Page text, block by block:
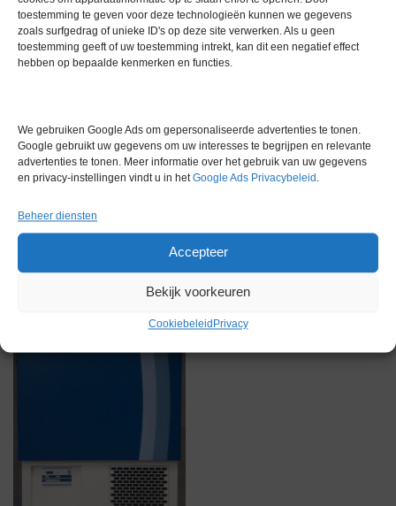
toestemming te geven voor deze technologieën kunnen we gegevens
zoals surfgedrag of unieke ID's op deze site verwerken. Als u geen
toestemming geeft of uw toestemming intrekt, kan dit een negatief effect
hebben op bepaalde kenmerken en functies.
We gebruiken Google Ads om gepersonaliseerde advertenties te tonen.
Google gebruikt uw gegevens om uw interesses te begrijpen en relevante
advertenties te tonen. Meer informatie over het gebruik van uw gegevens
en privacy-instellingen vindt u in hetGoogle Ads Privacybeleid .
Beheer diensten
Accepteer
Bekijk voorkeuren
Cookiebeleid Privacy
Garantie 1 maand
Conditie Gebruikt in goede conditie
Gerelateerde producten